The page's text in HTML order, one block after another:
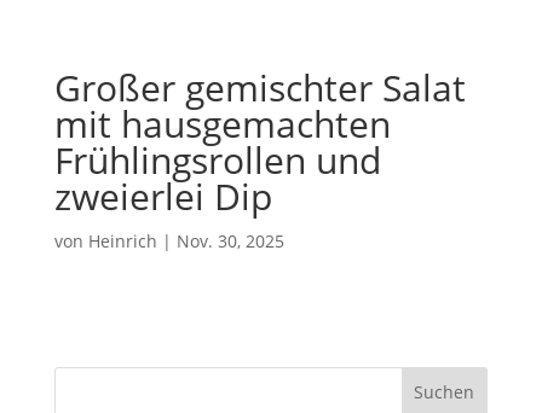
Großer gemischter Salat
mit hausgemachten
Frühlingsrollen und
zweierlei Dip
von Heinrich | Nov. 30, 2025
Suchen